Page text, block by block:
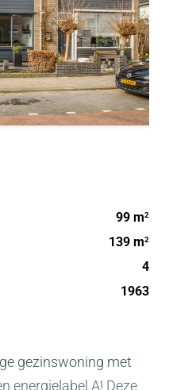
99 m2
139 m2
4
1963
gezinswoning met
energielabel A! Deze